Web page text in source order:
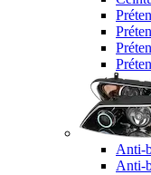
Anti-
Anti-